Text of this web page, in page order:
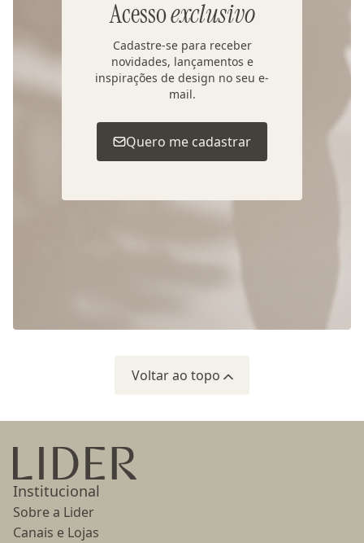
Acessoexclusivo
Cadastre-se para receber
novidades, lançamentos e
inspirações de design no seu e-
mail.
Quero me cadastrar
Voltar ao topo
Ir para a página inicial
Institucional
Sobre a Lider
Canais e Lojas